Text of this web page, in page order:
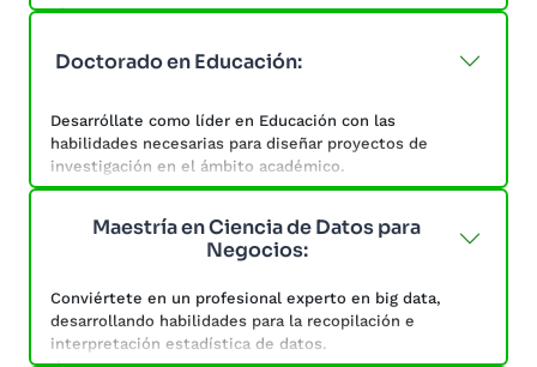
objetivos de un proyecto, esta maestría cumple con lo
la resolución de problemas y la adquisición de
competencias y habilidades.
Doctorado en Educación:
Desarróllate como líder en Educación con las
habilidades necesarias para diseñar proyectos de
investigación en el ámbito académico.
garantizar la calidad educativa a través del conocimiento
de las políticas educativas, que representan un
educativo de una nación.
Maestría en Ciencia de Datos para
Negocios:
Conviértete en un profesional experto en big data,
desarrollando habilidades para la recopilación e
interpretación estadística de datos.